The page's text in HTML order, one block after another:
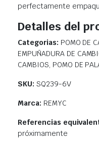
perfectamente
Detalles del
Categorias: POMO DE
EMPUÑADURA DE
CAMBIOS, POMO DE
SKU: SQ239-6V
Marca: REMYC
Referencias
próximamente